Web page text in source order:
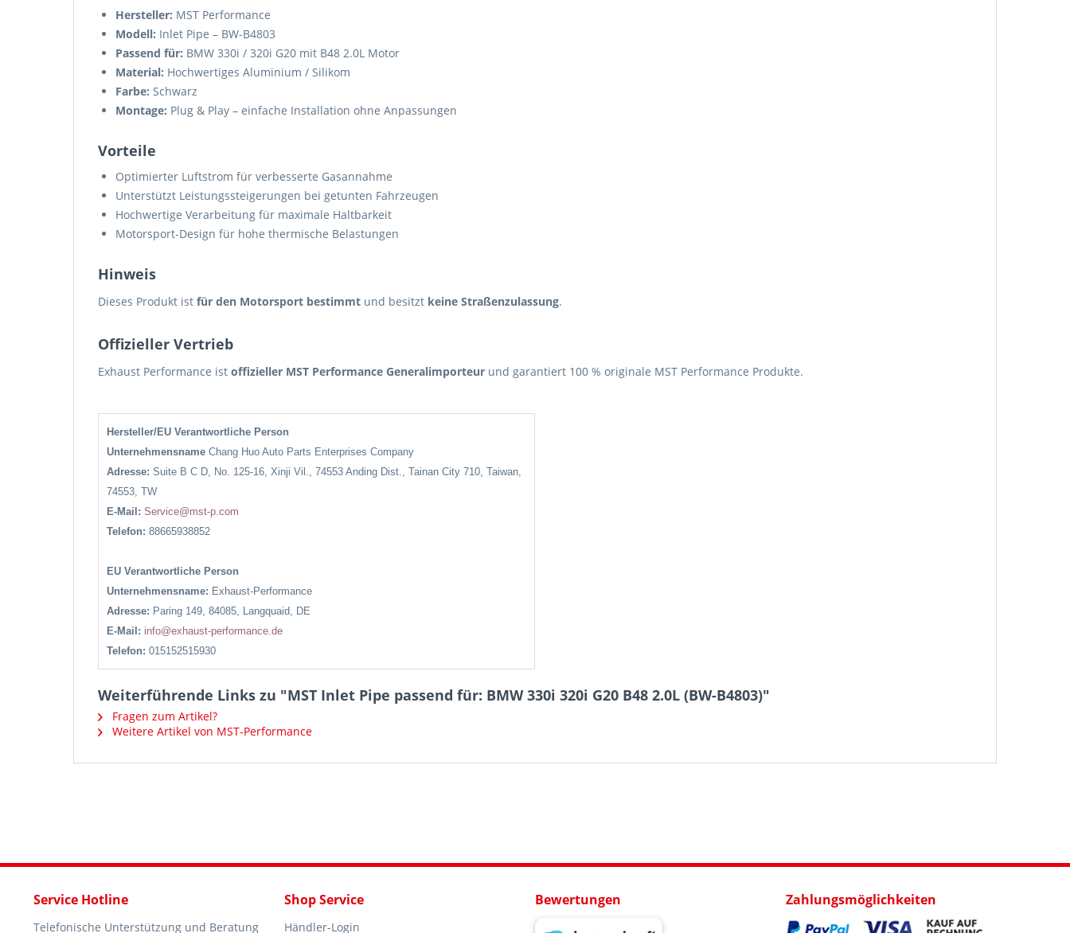
Hersteller: MST Performance
Modell: Inlet Pipe – BW-B4803
Passend für: BMW 330i / 320i G20 mit B48 2.0L Motor
Material: Hochwertiges Aluminium / Silikom
Farbe: Schwarz
Montage: Plug & Play – einfache Installation ohne Anpassungen
Vorteile
Optimierter Luftstrom für verbesserte Gasannahme
Unterstützt Leistungssteigerungen bei getunten Fahrzeugen
Hochwertige Verarbeitung für maximale Haltbarkeit
Motorsport-Design für hohe thermische Belastungen
Hinweis
Dieses Produkt ist für den Motorsport bestimmt und besitzt keine Straßenzulassung.
Offizieller Vertrieb
Exhaust Performance ist offizieller MST Performance Generalimporteur und garantiert 100 % originale MST Performance Produkte.
Hersteller/EU Verantwortliche Person
Unternehmensname Chang Huo Auto Parts Enterprises Company
Adresse: Suite B C D, No. 125-16, Xinji Vil., 74553 Anding Dist., Tainan City 710, Taiwan,
74553, TW
E-Mail: Service@mst-p.com
Telefon: 88665938852
EU Verantwortliche Person
Unternehmensname: Exhaust-Performance
Adresse: Paring 149, 84085, Langquaid, DE
E-Mail: info@exhaust-performance.de
Telefon: 015152515930
Weiterführende Links zu "MST Inlet Pipe passend für: BMW 330i 320i G20 B48 2.0L (BW-B4803)"
Fragen zum Artikel?
Weitere Artikel von MST-Performance
Service Hotline
Telefonische Unterstützung und Beratung
Shop Service
Händler-Login
Bewertungen Zahlungsmöglichkeiten